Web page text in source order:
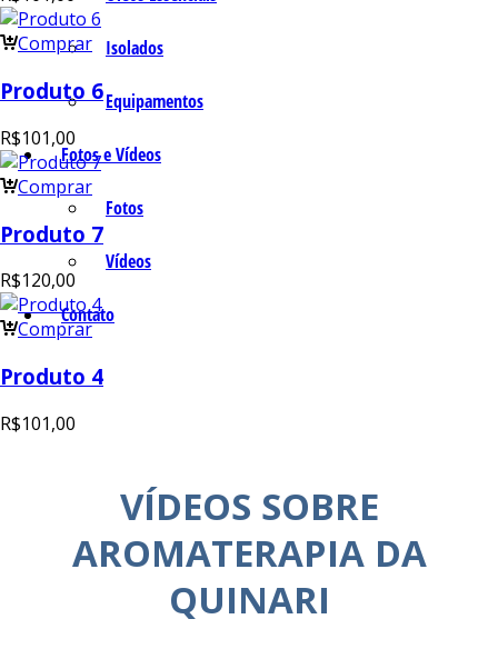
Isolados
Equipamentos
Fotos e Vídeos
Fotos
Vídeos
Contato
Comprar
Produto 6
R$101,00
Comprar
Produto 7
R$120,00
Comprar
Produto 4
R$101,00
VÍDEOS SOBRE
AROMATERAPIA DA
QUINARI